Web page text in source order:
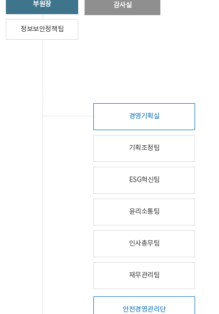
부원장
정보보안정책팀
감사실
경영기획실
기획조정팀
ESG혁신팀
윤리소통팀
인사총무팀
재무관리팀
안전경영관리단